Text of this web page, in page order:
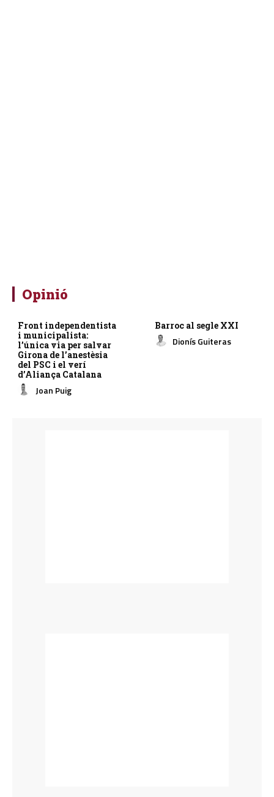
Opinió
Front independentista
i municipalista:
l’única via per salvar
Girona de l’anestèsia
del PSC i el verí
d’Aliança Catalana
Joan Puig
Barroc al segle XXI
Dionís Guiteras